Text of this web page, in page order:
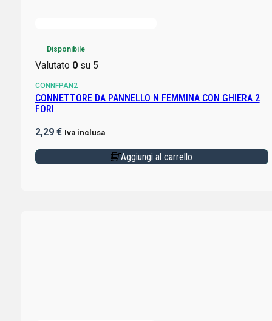
Disponibile
Valutato 0su 5
CONNFPAN2
CONNETTORE DA PANNELLO N FEMMINA CON GHIERA 2
FORI
2,29 € Iva inclusa
Aggiungi al carrello